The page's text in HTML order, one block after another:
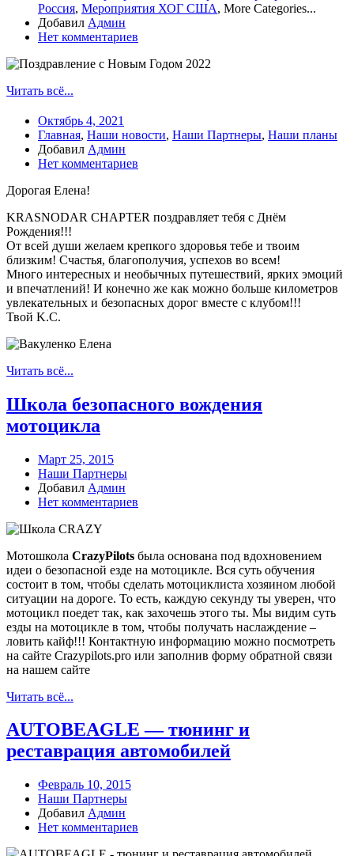
Россия, Мероприятия ХОГ США, More Categories...
Добавил Админ
Нет комментариев
Читать всё...
Октябрь 4, 2021
Главная, Наши новости, Наши Партнеры, Наши планы
Добавил Админ
Нет комментариев
Дорогая Елена!
KRASNODAR CHAPTER поздравляет тебя с Днём
Рождения!!!
От всей души желаем крепкого здоровья тебе и твоим
близким! Счастья, благополучия, успехов во всем!
Много интересных и необычных путешествий, ярких эмоций
и впечатлений! И конечно же как можно больше километров
увлекательных и безопасных дорог вместе с клубом!!!
Твой K.C.
Читать всё...
Школа безопасного вождения
мотоцикла
Март 25, 2015
Наши Партнеры
Добавил Админ
Нет комментариев
Мотошкола CrazyPilots была основана под вдохновением
идеи о безопасной езде на мотоцикле. Вся суть обучения
состоит в том, чтобы сделать мотоциклиста хозяином любой
ситуации на дороге. То есть, каждую секунду ты уверен, что
мотоцикл поедет так, как захочешь этого ты. Мы видим суть
езды на мотоцикле в том, чтобы получать наслаждение –
ловить кайф!!! Контактную информацию можно посмотреть
на сайте Crazypilots.pro или заполнив форму обратной связи
на нашем сайте
Читать всё...
AUTOBEAGLE — тюнинг и
реставрация автомобилей
Февраль 10, 2015
Наши Партнеры
Добавил Админ
Нет комментариев